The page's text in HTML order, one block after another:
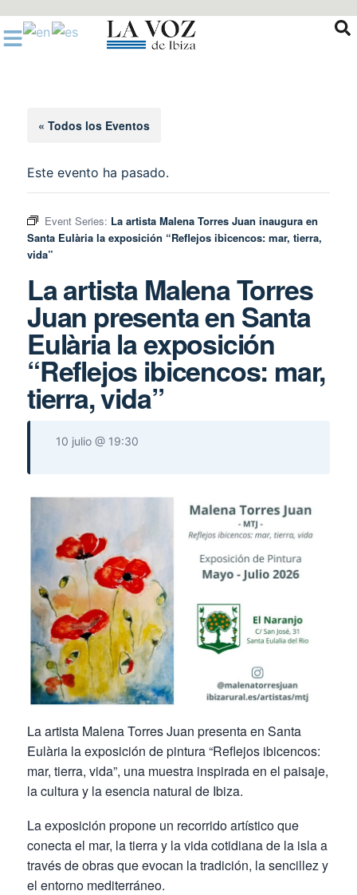
al
contenido
« Todos los Eventos
Este evento ha pasado.
Event Series: La artista Malena Torres Juan inaugura en
Santa Eulària la exposición “Reflejos ibicencos: mar, tierra,
vida”
La artista Malena Torres
Juan presenta en Santa
Eulària la exposición
“Reflejos ibicencos: mar,
tierra, vida”
10 julio @ 19:30
La artista Malena Torres Juan presenta en Santa
Eulària la exposición de pintura “Reflejos ibicencos:
mar, tierra, vida”, una muestra inspirada en el paisaje,
la cultura y la esencia natural de Ibiza.
La exposición propone un recorrido artístico que
conecta el mar, la tierra y la vida cotidiana de la isla a
través de obras que evocan la tradición, la sencillez y
el entorno mediterráneo.